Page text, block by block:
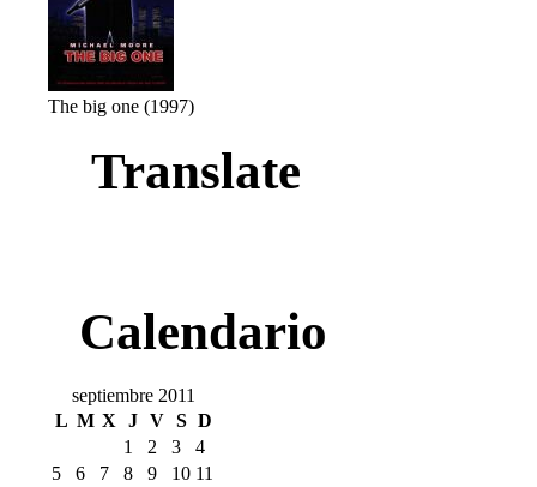
The big one (1997)
Translate
Calendario
septiembre 2011
L M X J V S D
1 2 3
4
5
6 7 8 9 10 11